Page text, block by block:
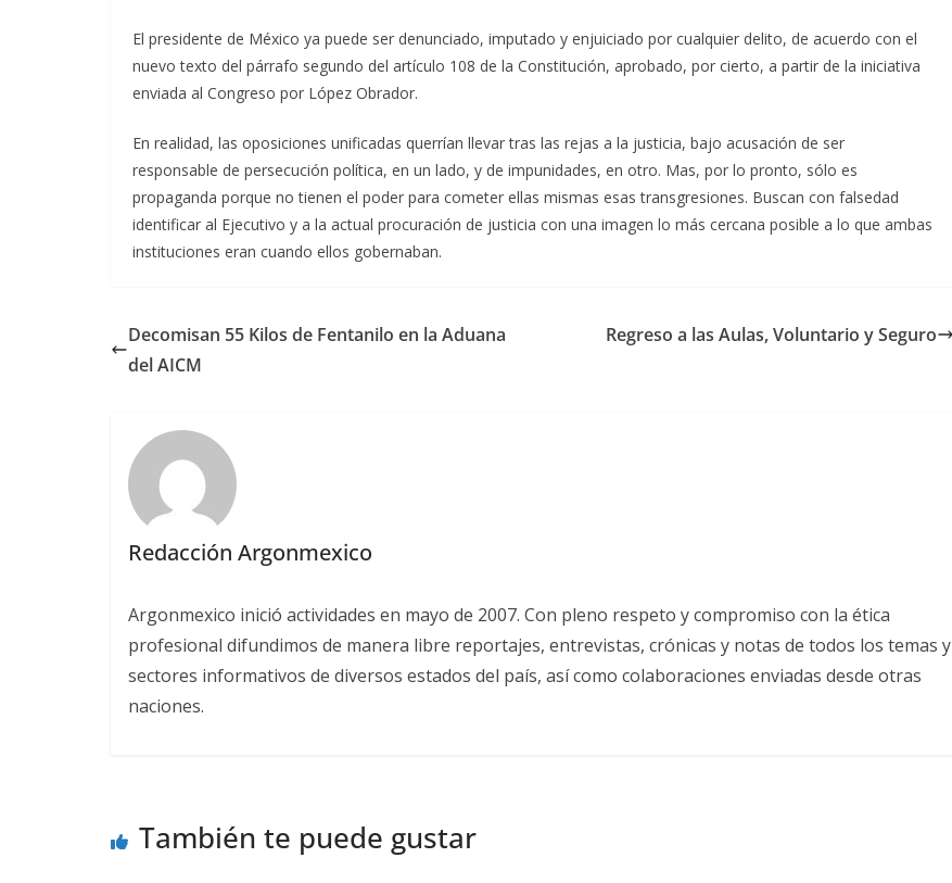
El presidente de México ya puede ser denunciado, imputado y enjuiciado por cualquier delito, de acuerdo con el
nuevo texto del párrafo segundo del artículo 108 de la Constitución, aprobado, por cierto, a partir de la iniciativa
enviada al Congreso por López Obrador.
En realidad, las oposiciones unificadas querrían llevar tras las rejas a la justicia, bajo acusación de ser
responsable de persecución política, en un lado, y de impunidades, en otro. Mas, por lo pronto, sólo es
propaganda porque no tienen el poder para cometer ellas mismas esas transgresiones. Buscan con falsedad
identificar al Ejecutivo y a la actual procuración de justicia con una imagen lo más cercana posible a lo que ambas
instituciones eran cuando ellos gobernaban.
Decomisan 55 Kilos de Fentanilo en la Aduana
del AICM
Regreso a las Aulas, Voluntario y Seguro
Redacción Argonmexico
Argonmexico inició actividades en mayo de 2007. Con pleno respeto y compromiso con la ética
profesional difundimos de manera libre reportajes, entrevistas, crónicas y notas de todos los temas y
sectores informativos de diversos estados del país, así como colaboraciones enviadas desde otras
naciones.
También te puede gustar